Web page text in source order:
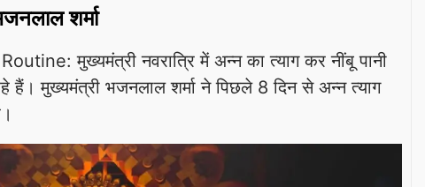
शर्मा
मुख्यमंत्री नवरात्रि में अन्न का त्याग कर नींबू पानी
हैं। मुख्यमंत्री भजनलाल शर्मा ने पिछले 8 दिन से अन्न त्याग